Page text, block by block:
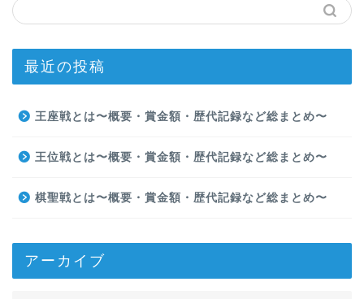
最近の投稿
王座戦とは〜概要・賞金額・歴代記録など総まとめ〜
王位戦とは〜概要・賞金額・歴代記録など総まとめ〜
棋聖戦とは〜概要・賞金額・歴代記録など総まとめ〜
アーカイブ